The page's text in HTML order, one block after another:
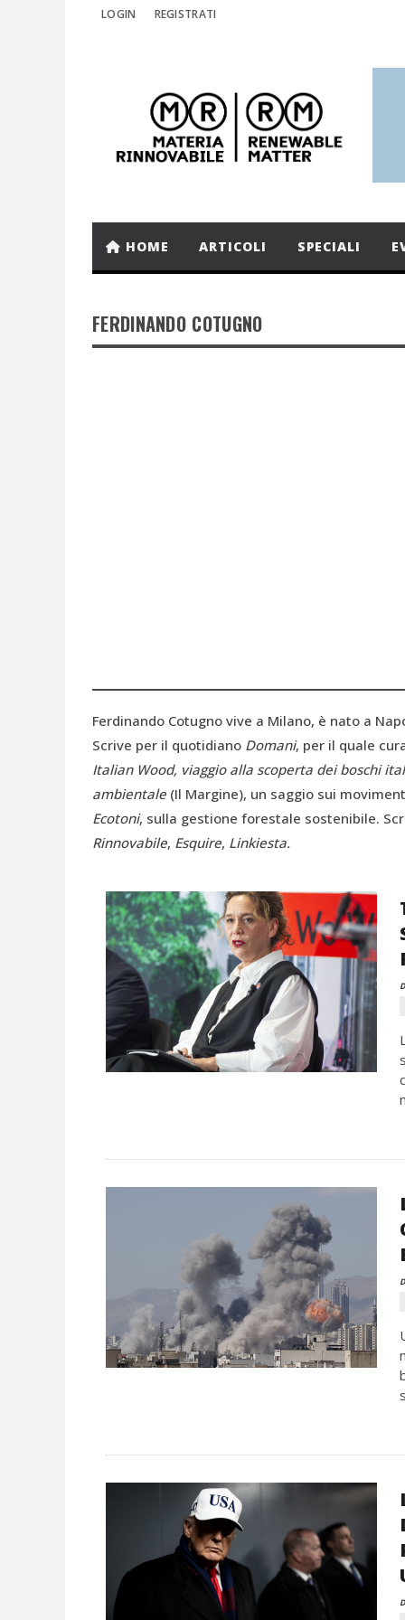
LOGIN REGISTRATI
HOME ARTICOLI SPECIALI
FERDINANDO COTUGNO
Ferdinando Cotugno vive a Milano, è nato a
Scrive per il quotidiano Domani, per il quale
Italian Wood, viaggio alla scoperta dei boschi
ambientale (Il Margine), un saggio sui
Ecotoni, sulla gestione forestale sostenibile.
Rinnovabile, Esquire, Linkiesta.